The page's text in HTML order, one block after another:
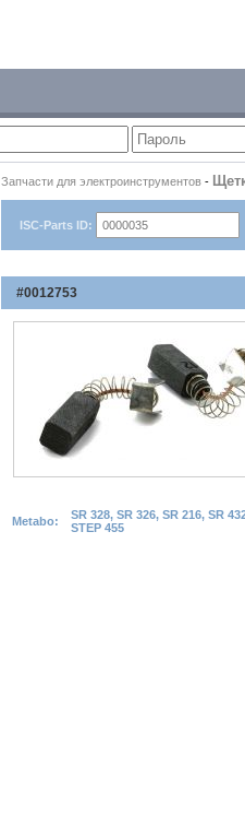
Запчасти для электроинструментов -
ISC-Parts ID:
#0012753
Metabo:
SR 328, SR 326, SR 216, SR
STEP 455